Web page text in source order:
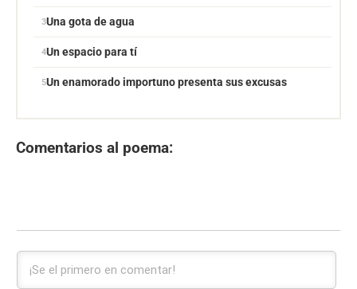
Una gota de agua
Un espacio para tí
Un enamorado importuno presenta sus excusas
Comentarios al poema: